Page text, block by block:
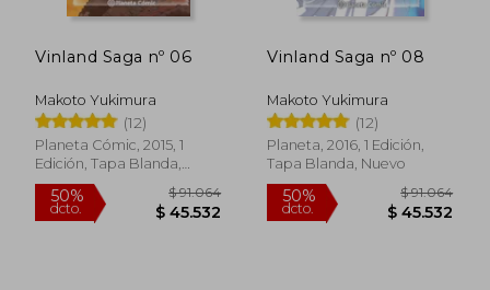
Vinland Saga nº 06
Makoto Yukimura
(12)
Planeta Cómic, 2015, 1
Edición, Tapa Blanda,
Nuevo
Vinland Saga nº 08
Makoto Yukimura
(12)
Planeta, 2016, 1 Edición,
Tapa Blanda, Nuevo